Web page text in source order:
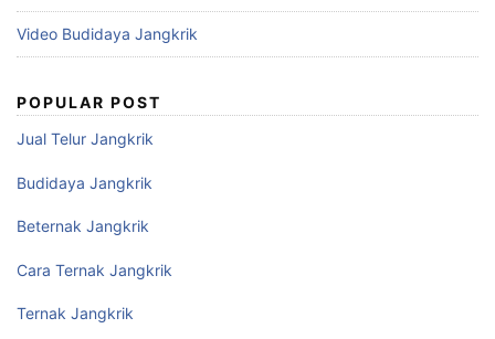
Video Budidaya Jangkrik
POPULAR POST
Jual Telur Jangkrik
Budidaya Jangkrik
Beternak Jangkrik
Cara Ternak Jangkrik
Ternak Jangkrik